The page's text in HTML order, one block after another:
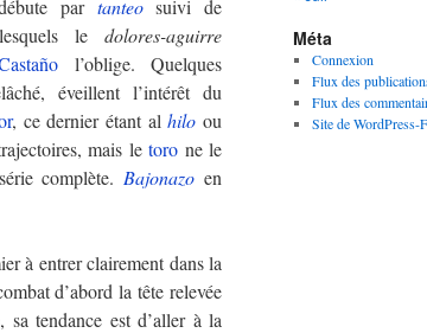
par tanteosuivi de
le dolores-aguirre
l’oblige. Quelques
éveillent l’intérêt du
, ce dernier étant alhilo ou
mais letoro ne le
complète. Bajonazo en
à entrer clairement dans la
d’abord la tête relevée
tendance est d’aller à la
Méta
Connexion
Flux des
Flux des
Site de WordPress-